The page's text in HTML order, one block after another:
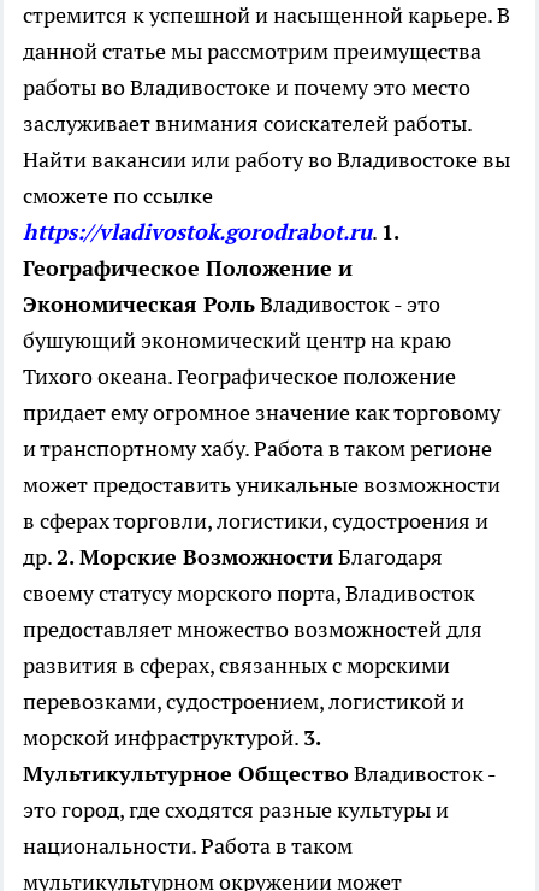
стремится к успешной и насыщенной карьере. В
данной статье мы рассмотрим преимущества
работы во Владивостоке и почему это место
заслуживает внимания соискателей работы.
Найти вакансии или работу во Владивостоке вы
сможете по ссылке
https://vladivostok.gorodrabot.ru. 1.
Географическое Положение и
Экономическая РольВладивосток - это
бушующий экономический центр на краю
Тихого океана. Географическое положение
придает ему огромное значение как торговому
и транспортному хабу. Работа в таком регионе
может предоставить уникальные возможности
в сферах торговли, логистики, судостроения и
др.2. Морские ВозможностиБлагодаря
своему статусу морского порта, Владивосток
предоставляет множество возможностей для
развития в сферах, связанных с морскими
перевозками, судостроением, логистикой и
морской инфраструктурой. 3.
Мультикультурное ОбществоВладивосток -
это город, где сходятся разные культуры и
национальности. Работа в таком
мультикультурном окружении может